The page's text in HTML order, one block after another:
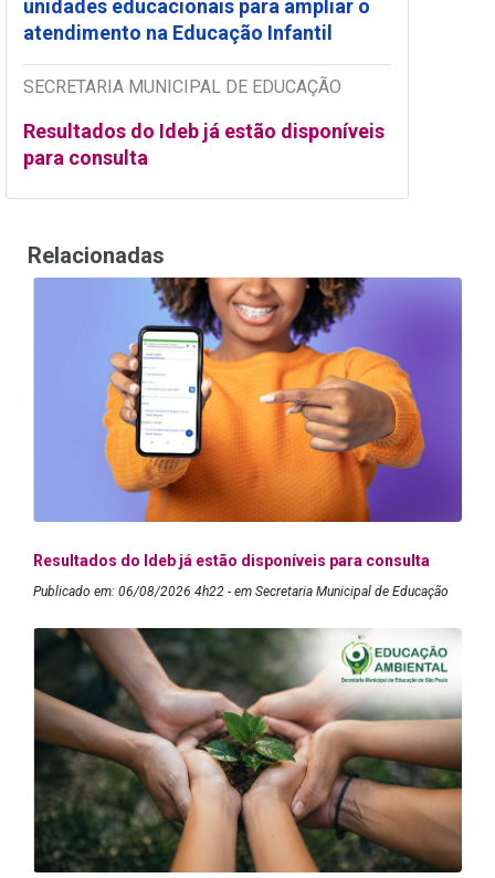
unidades educacionais para ampliar o
atendimento na Educação Infantil
SECRETARIA MUNICIPAL DE EDUCAÇÃO
Resultados do Ideb já estão disponíveis
para consulta
Relacionadas
Resultados do Ideb já estão disponíveis para consulta
Publicado em: 06/08/2026 4h22 - em Secretaria Municipal de Educação